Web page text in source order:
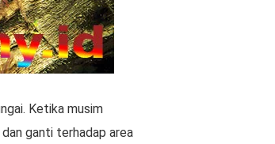
Ketika musim
ganti terhadap area